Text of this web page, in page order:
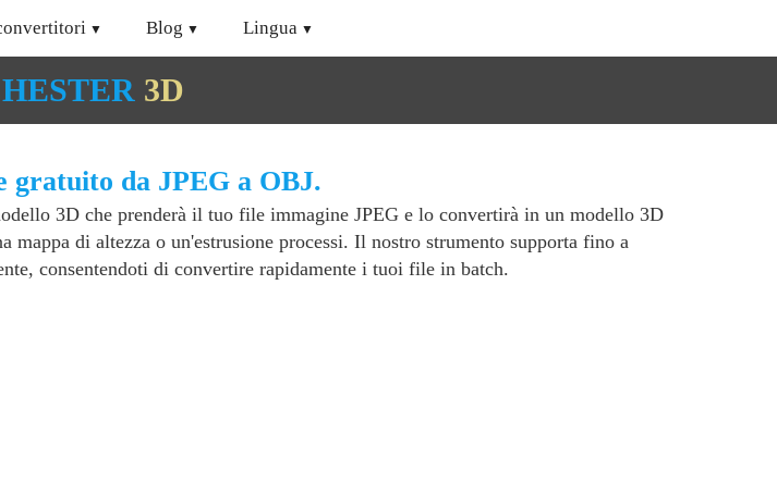
Blog Lingua
3D
gratuito da JPEG a OBJ.
3D che prenderà il tuo file immagine JPEG e lo convertirà in un modello 3D
di altezza o un'estrusione processi. Il nostro strumento supporta fino a
consentendoti di convertire rapidamente i tuoi file in batch.